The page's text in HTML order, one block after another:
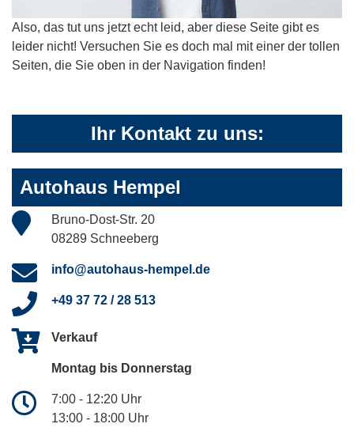
Also, das tut uns jetzt echt leid, aber diese Seite gibt es
leider nicht! Versuchen Sie es doch mal mit einer der tollen
Seiten, die Sie oben in der Navigation finden!
Ihr Kontakt zu uns:
Autohaus Hempel
Bruno-Dost-Str. 20
08289 Schneeberg
info@autohaus-hempel.de
+49 37 72 / 28 513
Verkauf
Montag bis Donnerstag
7:00 - 12:20 Uhr
13:00 - 18:00 Uhr